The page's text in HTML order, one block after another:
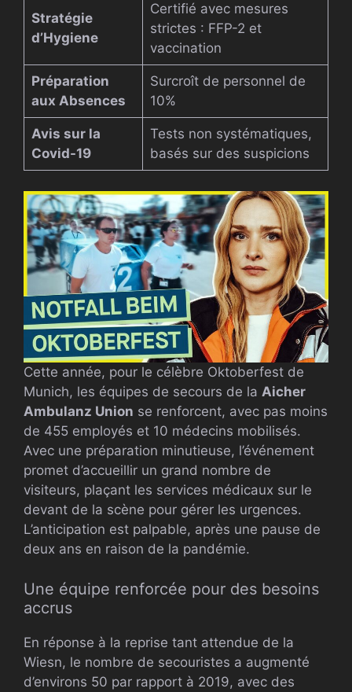
Stratégie
d’Hygiene
Certifié avec mesures
strictes : FFP-2 et
vaccination
Préparation
aux Absences
Surcroît de personnel de
10%
Avis sur la
Covid-19
Tests non systématiques,
basés sur des suspicions
Cette année, pour le célèbre Oktoberfest de
Munich, les équipes de secours de la Aicher
Ambulanz Union se renforcent, avec pas moins
de 455 employés et 10 médecins mobilisés.
Avec une préparation minutieuse, l’événement
promet d’accueillir un grand nombre de
visiteurs, plaçant les services médicaux sur le
devant de la scène pour gérer les urgences.
L’anticipation est palpable, après une pause de
deux ans en raison de la pandémie.
Une équipe renforcée pour des besoins
accrus
En réponse à la reprise tant attendue de la
Wiesn, le nombre de secouristes a augmenté
d’environs 50 par rapport à 2019, avec des